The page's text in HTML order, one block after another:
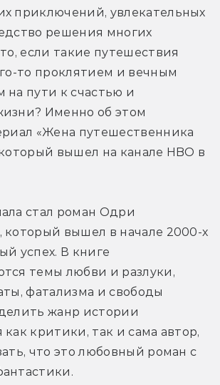
приключений, увлекательных
решения многих
если такие путешествия
то проклятием и вечным
на пути к счастью и
Именно об этом
«Жена путешественника
вышел на канале HBO в
стал роман Одри
который вышел в начале 2000-х
успех. В книге
темы любви и разлуки,
фатализма и свободы
жанр истории
критики, так и сама автор,
что это любовный роман с